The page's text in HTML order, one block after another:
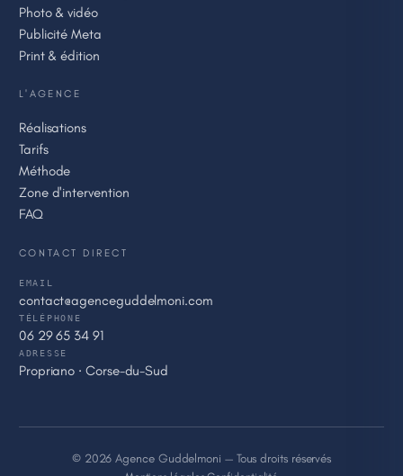
Photo & vidéo
Publicité Meta
Print & édition
L'AGENCE
Réalisations
Tarifs
Méthode
Zone d'intervention
FAQ
CONTACT DIRECT
EMAIL
contact@agenceguddelmoni.com
TÉLÉPHONE
06 29 65 34 91
ADRESSE
Propriano · Corse-du-Sud
© 2026 Agence Guddelmoni — Tous droits réservés